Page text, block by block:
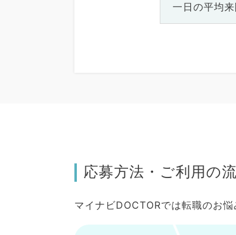
一日の平均
応募方法・ご利用の
マイナビDOCTORでは転職のお